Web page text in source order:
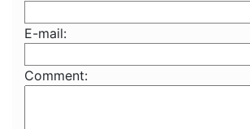
E-mail:
Comment: